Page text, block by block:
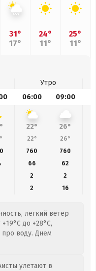
31°
17°
24°
11°
25°
11°
Утро
06:00 09:00
22° 26°
22° 26°
760 760
66 62
2
2
2 16
легкий ветер
до +28°C,
про воду. Днем
улетают в